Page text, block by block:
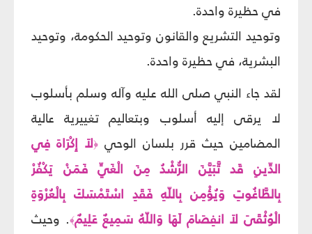
في حظيرة واحدة.
وتوحيد التشريع والقانون وتوحيد الحكومة، وتوحيد
البشرية، في حظيرة واحدة.
لقد جاء النبي صلى الله عليه وآله وسلم بأسلوب
لا يرقى إليه أسلوب وبتعاليم تغييرية عالية
المضامين حيث قرر بلسان الوحي ﴿لاَ إِكْرَاهَ فِي
الدِّينِ قَد تَّبَيَّنَ الرُّشْدُ مِنَ الْغَيِّ فَمَنْ يَكْفُرْ
بِالطَّاغُوتِ وَيُؤْمِن بِاللّهِ فَقَدِ اسْتَمْسَكَ بِالْعُرْوَةِ
الْوُثْقَىَ لاَ انفِصَامَ لَهَا وَاللّهُ سَمِيعٌ عَلِيمٌ﴾. وحيث